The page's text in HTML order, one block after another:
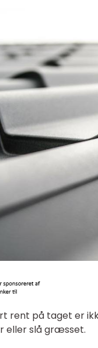
rent på taget er
eller slå græsset.